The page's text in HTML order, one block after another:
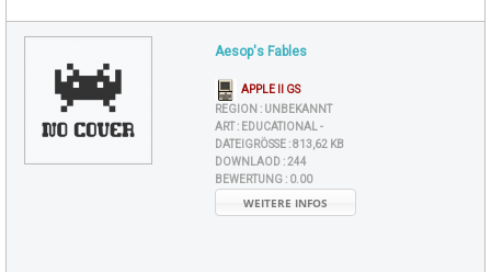
Aesop's Fables
APPLE II GS
REGION : UNBEKANNT
ART : EDUCATIONAL -
DATEIGRÖSSE : 813,62 KB
DOWNLAOD :244
BEWERTUNG : 0.00
WEITERE INFOS